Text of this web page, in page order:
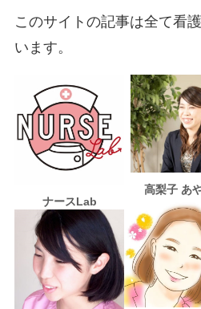
このサイトの記事は全て看
います。
ナースLab
高梨子 あ